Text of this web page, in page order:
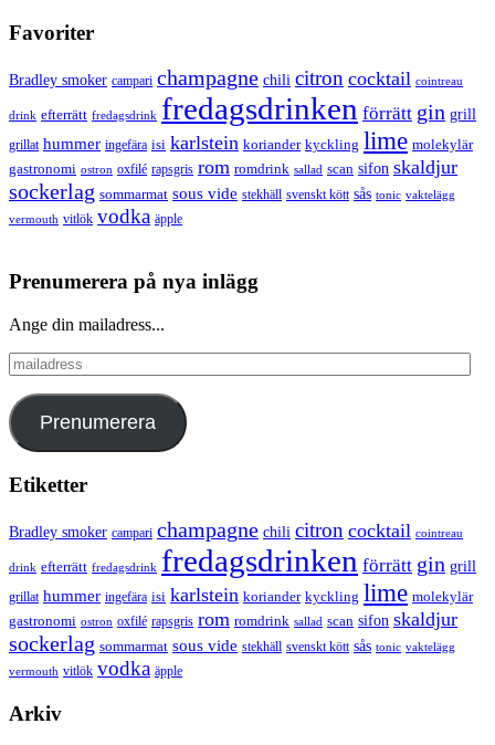
Favoriter
Bradley smoker campari champagne chili citron cocktail cointreau
drink efterrätt fredagsdrink fredagsdrinken förrätt gin grill
grillat hummer ingefära isi karlstein koriander kyckling lime molekylär
gastronomi ostron oxfilé rapsgris rom romdrink sallad scan sifon skaldjur
sockerlag sommarmat sous vide stekhäll svenskt kött sås tonic vaktelägg
vermouth vitlök vodka äpple
Prenumerera på nya inlägg
Ange din mailadress...
mailadress
Prenumerera
Etiketter
Bradley smoker campari champagne chili citron cocktail cointreau
drink efterrätt fredagsdrink fredagsdrinken förrätt gin grill
grillat hummer ingefära isi karlstein koriander kyckling lime molekylär
gastronomi ostron oxfilé rapsgris rom romdrink sallad scan sifon skaldjur
sockerlag sommarmat sous vide stekhäll svenskt kött sås tonic vaktelägg
vermouth vitlök vodka äpple
Arkiv